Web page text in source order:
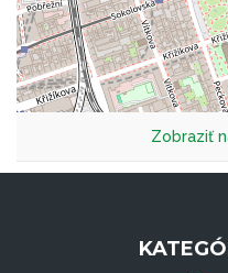
Zobraziť